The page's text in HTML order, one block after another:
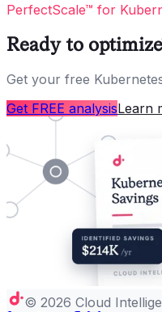
PerfectScale™ for
Ready to
Get your free
Get FREE analysisLearn
© 2026 Cloud